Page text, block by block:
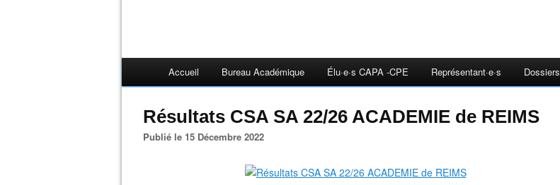
Accueil Bureau Académique Élu·e·s CAPA -CPE Représentant·e·s Dossiers
Résultats CSA SA 22/26 ACADEMIE de REIMS
Publié le 15 Décembre 2022